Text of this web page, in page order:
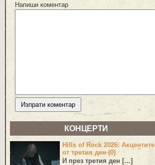
Напиши коментар
КОНЦЕРТИ
Hills of Rock 2026: Акцентите
от третия ден (0)
И през третия ден […]